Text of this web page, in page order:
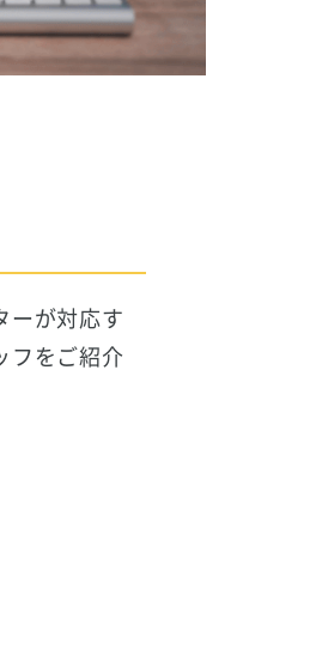
ーが対応す
フをご紹介